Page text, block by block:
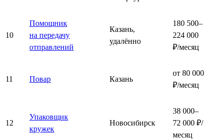
10
Помощник
на передачу
отправлений
Казань,
удалённо
180 500–
224 000
₽/месяц
11 Повар Казань
от 80 000
₽/месяц
12
Упаковщик
кружек
Новосибирск
38 000–
72 000 ₽/
месяц